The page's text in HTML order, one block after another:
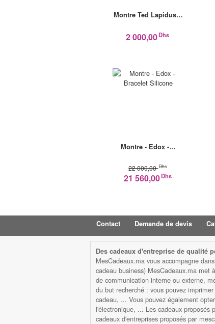
Montre Ted Lapidus…
2 000,00Dhs
Montre - Edox -…
22 000,00Dhs
21 560,00Dhs
Contact Demande de devis
Des cadeaux d'entreprise de qualité
MesCadeaux.ma vous accompagne
cadeau business) MesCadeaux.ma met
de communication interne ou externe,
du but recherché : vous pouvez
cadeau, ... Vous pouvez également
l'électronique, ... Les cadeaux
cadeaux d'entreprises proposés par